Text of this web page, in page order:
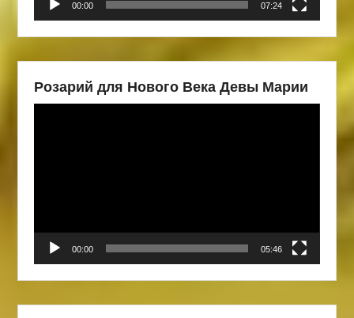
00:00 07:24
Розарий для Нового Века Девы Марии
00:00 05:46